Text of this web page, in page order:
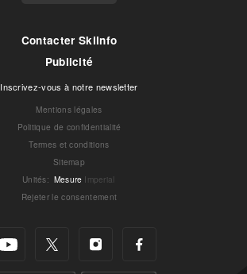
Contacter Skiinfo
Publicité
Inscrivez-vous à notre newsletter
Mentions légales
Politique de confidentialité
Termes et conditions
Sitemap
Unités: Mesure Imperial
Rejeter le consentement